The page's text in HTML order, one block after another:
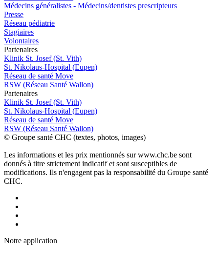
Médecins généralistes - Médecins/dentistes prescripteurs
Presse
Réseau pédiatrie
Stagiaires
Volontaires
Partenaires
Klinik St. Josef (St. Vith)
St. Nikolaus-Hospital (Eupen)
Réseau de santé Move
RSW (Réseau Santé Wallon)
Partenaires
Klinik St. Josef (St. Vith)
St. Nikolaus-Hospital (Eupen)
Réseau de santé Move
RSW (Réseau Santé Wallon)
© Groupe santé CHC (textes, photos, images)
Les informations et les prix mentionnés sur www.chc.be sont
donnés à titre strictement indicatif et sont susceptibles de
modifications. Ils n'engagent pas la responsabilité du Groupe santé
CHC.
Notre application